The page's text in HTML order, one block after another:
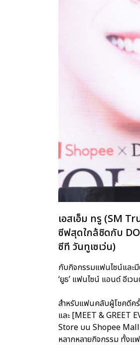
เอสเอ็ม ทรู (SM
ซีฟสุดใกล้ชิดกับ
ซีที วันทูเซเว่น)
กับกิจกรรมแฟนไซน์และ
‘ยูธ’ แฟนไซน์ แอนด์ อีเ
สำหรับแฟนคลับผู้โชคดีค
และ [MEET & GREET
Store บน Shopee Mall
หลากหลายกิจกรรม ทั้งแ